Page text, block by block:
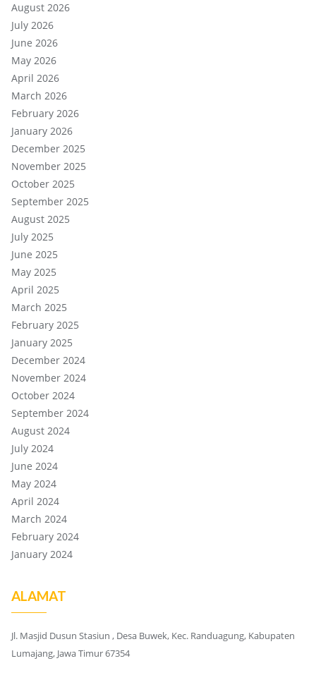
August 2026
July 2026
June 2026
May 2026
April 2026
March 2026
February 2026
January 2026
December 2025
November 2025
October 2025
September 2025
August 2025
July 2025
June 2025
May 2025
April 2025
March 2025
February 2025
January 2025
December 2024
November 2024
October 2024
September 2024
August 2024
July 2024
June 2024
May 2024
April 2024
March 2024
February 2024
January 2024
ALAMAT
Jl. Masjid Dusun Stasiun , Desa Buwek, Kec. Randuagung, Kabupaten
Lumajang, Jawa Timur 67354